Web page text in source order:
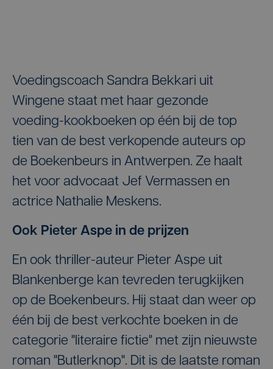
Voedingscoach Sandra Bekkari uit
Wingene staat met haar gezonde
voeding-kookboeken op één bij de top
tien van de best verkopende auteurs op
de Boekenbeurs in Antwerpen. Ze haalt
het voor advocaat Jef Vermassen en
actrice Nathalie Meskens.
Ook Pieter Aspe in de prijzen
En ook thriller-auteur Pieter Aspe uit
Blankenberge kan tevreden terugkijken
op de Boekenbeurs. Hij staat dan weer op
één bij de best verkochte boeken in de
categorie "literaire fictie" met zijn nieuwste
roman "Butlerknop". Dit is de laatste roman